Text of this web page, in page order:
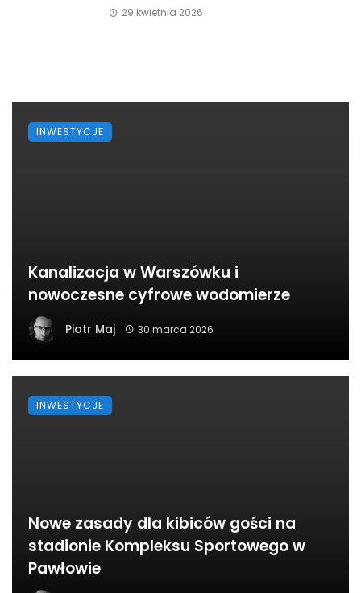
29 kwietnia 2026
Kanalizacja w Warszówku i
nowoczesne cyfrowe wodomierze
Piotr Maj 30 marca 2026
INWESTYCJE
Nowe zasady dla kibiców gości na
stadionie Kompleksu Sportowego w
Pawłowie
INWESTYCJE